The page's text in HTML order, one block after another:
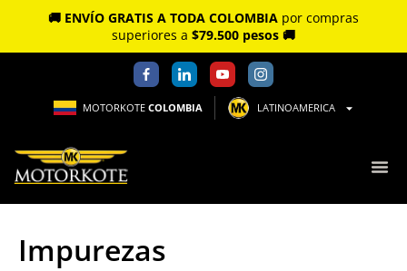
🚚 ENVÍO GRATIS A TODA COLOMBIA por compras
superiores a $79.500 pesos 🚚
MOTORKOTE COLOMBIA LATINOAMERICA
Impurezas